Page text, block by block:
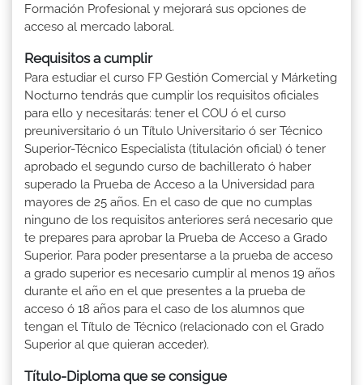
Formación Profesional y mejorará sus opciones de
acceso al mercado laboral.
Requisitos a cumplir
Para estudiar el curso FP Gestión Comercial y Márketing
Nocturno tendrás que cumplir los requisitos oficiales
para ello y necesitarás: tener el COU ó el curso
preuniversitario ó un Título Universitario ó ser Técnico
Superior-Técnico Especialista (titulación oficial) ó tener
aprobado el segundo curso de bachillerato ó haber
superado la Prueba de Acceso a la Universidad para
mayores de 25 años. En el caso de que no cumplas
ninguno de los requisitos anteriores será necesario que
te prepares para aprobar la Prueba de Acceso a Grado
Superior. Para poder presentarse a la prueba de acceso
a grado superior es necesario cumplir al menos 19 años
durante el año en el que presentes a la prueba de
acceso ó 18 años para el caso de los alumnos que
tengan el Título de Técnico (relacionado con el Grado
Superior al que quieran acceder).
Título-Diploma que se consigue